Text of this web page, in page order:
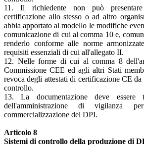
11. Il richiedente non può
certificazione allo stesso o ad altro
abbia apportato al modello le modifiche
comunicazione di cui al comma 10 e,
renderlo conforme alle norme
requisiti essenziali di cui all'allegato II.
12. Nelle forme di cui al comma 8
Commissione CEE ed agli altri Stati
revoca degli attestati di certificazione CE
controllo.
13. La documentazione deve essere
dell'amministrazione di vigilanza
commercializzazione del DPI.
Articolo 8
Sistemi di controllo della produzione di